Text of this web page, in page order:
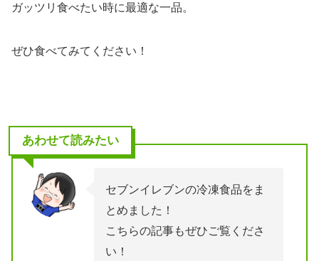
ガッツリ食べたい時に最適な一品。
ぜひ食べてみてください！
あわせて読みたい
セブンイレブンの冷凍食品をま
とめました！
こちらの記事もぜひご覧くださ
い！